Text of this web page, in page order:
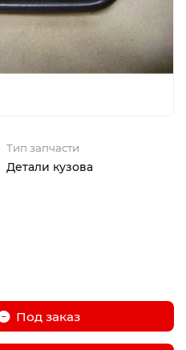
Тип запчасти
Детали кузова
Под заказ